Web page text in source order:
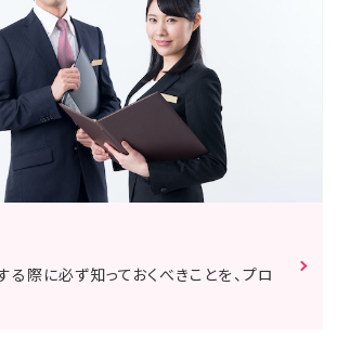
際に必ず知っておくべきことを、プロ